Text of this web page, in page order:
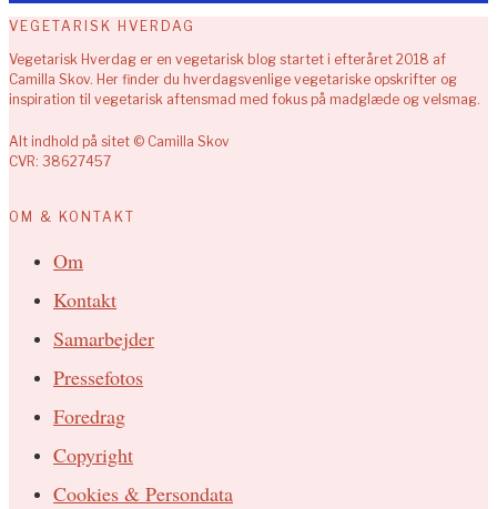
VEGETARISK HVERDAG
Vegetarisk Hverdag er en vegetarisk blog startet i efteråret 2018 af
Camilla Skov. Her finder du hverdagsvenlige vegetariske opskrifter og
inspiration til vegetarisk aftensmad med fokus på madglæde og velsmag.
Alt indhold på sitet © Camilla Skov
CVR: 38627457
OM & KONTAKT
Om
Kontakt
Samarbejder
Pressefotos
Foredrag
Copyright
Cookies & Persondata